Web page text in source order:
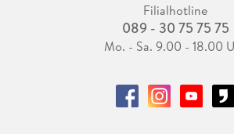
Filialhotline
089 - 30 75 75 75
Mo. - Sa. 9.00 - 18.00